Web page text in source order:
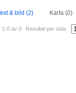
& bild (2) Karta (0)
1-0 av 0 Resultat per sida: